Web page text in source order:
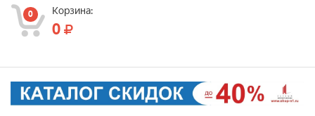
0 Корзина:
0